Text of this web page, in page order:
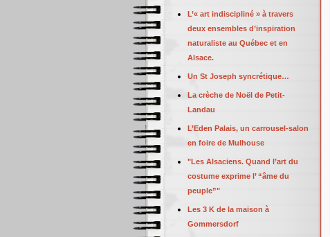
L’« art indiscipliné » à travers
deux ensembles d’inspiration
naturaliste au Québec et en
Alsace.
Un St Joseph syncrétique…
La crèche de Noël de Petit-
Landau
L’Eden Palais, un carrousel-salon
en foire de Mulhouse
"Les Alsaciens. Quand l’art du
costume exprime l’ “âme du
peuple”"
Les 3 K de la maison à
Gommersdorf